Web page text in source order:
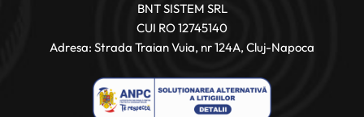
BNT SISTEM SRL
CUI RO 12745140
Adresa: Strada Traian Vuia, nr 124A, Cluj-Napoca